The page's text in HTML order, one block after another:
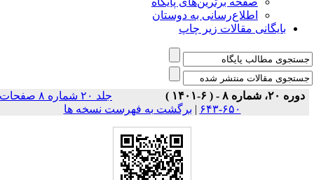
اطلاع‌رسانی به دوستان
بایگانی مقالات زیر چاپ
دوره ۲۰، شماره ۸ - ( ۶-۱۴۰۱ )
جلد ۲۰ شماره ۸ صفحات
۶۵۰-۶۴۳
| برگشت به فهرست نسخه ها